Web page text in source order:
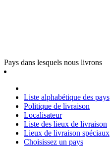
Pays dans lesquels nous livrons
Liste alphabétique des pays
Politique de livraison
Localisateur
Liste des lieux de livraison
Lieux de livraison spéciaux
Choisissez un pays